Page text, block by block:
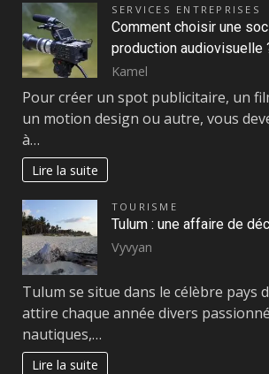
SERVICES ENTREPRISES
Comment choisir une
production audiovisuelle
Kamel
Pour créer un spot publicitaire, un
un motion design ou autre, vous
à…
Lire la suite
TOURISME
Tulum : une affaire de
Vyvyan
Tulum se situe dans le célèbre pays
attire chaque année divers
nautiques,…
Lire la suite